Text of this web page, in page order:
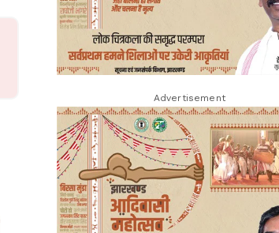
Advertisement